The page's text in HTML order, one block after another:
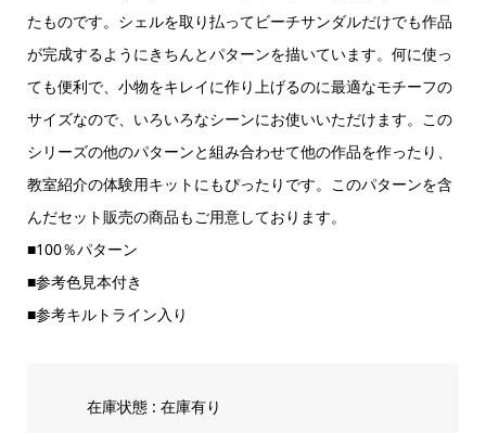
たものです。シェルを取り払ってビーチサンダルだけでも作品
が完成するようにきちんとパターンを描いています。何に使っ
ても便利で、小物をキレイに作り上げるのに最適なモチーフの
サイズなので、いろいろなシーンにお使いいただけます。この
シリーズの他のパターンと組み合わせて他の作品を作ったり、
教室紹介の体験用キットにもぴったりです。このパターンを含
んだセット販売の商品もご用意しております。
■100％パターン
■参考色見本付き
■参考キルトライン入り
在庫状態 : 在庫有り